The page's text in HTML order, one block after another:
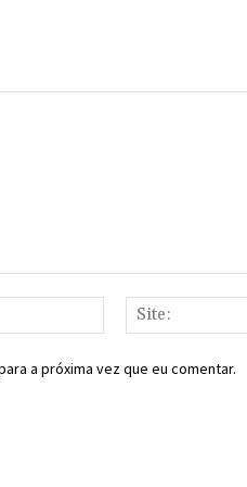
mail:*
a próxima vez que eu comentar.